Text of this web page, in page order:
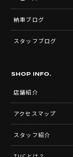
納車ブログ
スタッフブログ
SHOP INFO.
店舗紹介
アクセスマップ
スタッフ紹介